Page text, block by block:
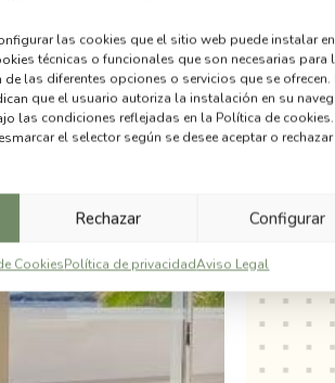
las cookies que el sitio web puede instalar
técnicas o funcionales que son necesarias para
las diferentes opciones o servicios que se ofrecen.
que el usuario autoriza la instalación en su
las condiciones reflejadas en la Política de
el selector según se desee aceptar o
Rechazar Configurar
CookiesPolítica de privacidadAviso Legal